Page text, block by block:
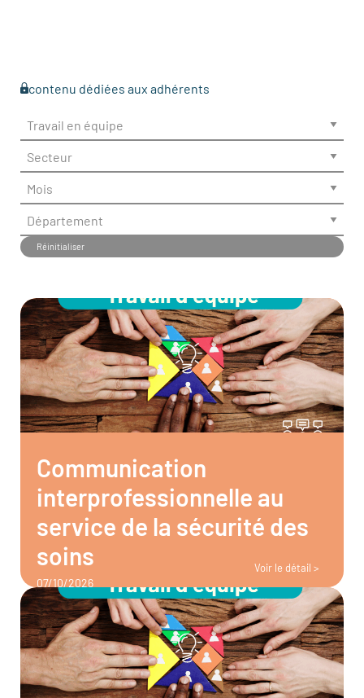
contenu dédiées aux adhérents
Réinitialiser
Communication
interprofessionnelle au
service de la sécurité des
soins
07/10/2026
Gironde (33)
Voir le détail >